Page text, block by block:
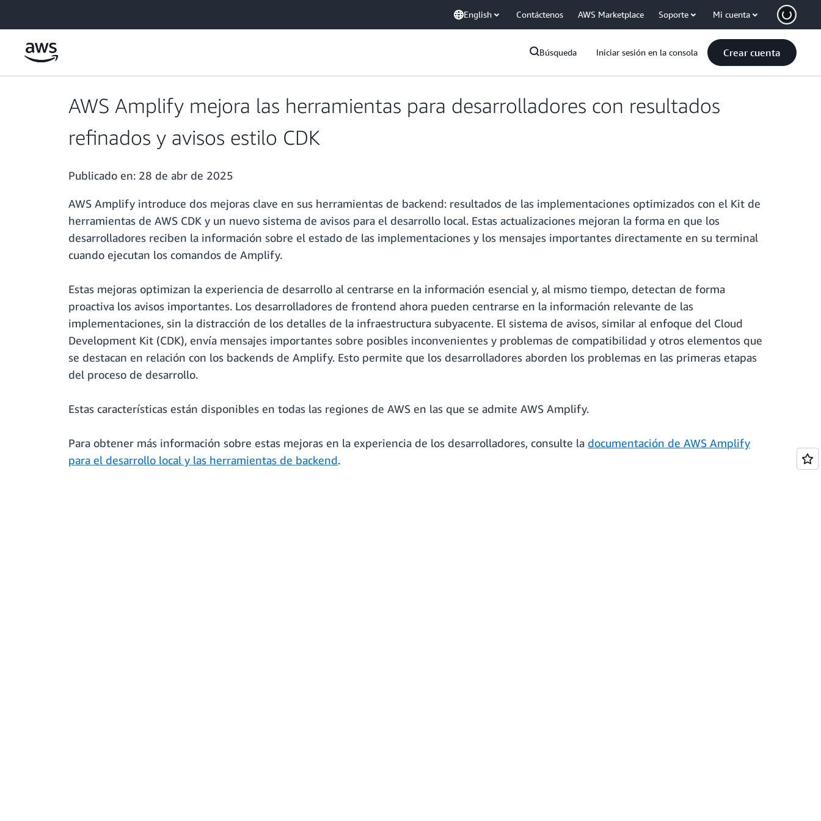
English Contáctenos AWS Marketplace Soporte Mi cuenta
Búsqueda Iniciar sesión en la consola Crear cuenta
AWS Amplify mejora las herramientas para desarrolladores con resultados
refinados y avisos estilo CDK
Publicado en: 28 de abr de 2025
AWS Amplify introduce dos mejoras clave en sus herramientas de backend: resultados de las implementaciones optimizados con el Kit de
herramientas de AWS CDK y un nuevo sistema de avisos para el desarrollo local. Estas actualizaciones mejoran la forma en que los
desarrolladores reciben la información sobre el estado de las implementaciones y los mensajes importantes directamente en su terminal
cuando ejecutan los comandos de Amplify.
Estas mejoras optimizan la experiencia de desarrollo al centrarse en la información esencial y, al mismo tiempo, detectan de forma
proactiva los avisos importantes. Los desarrolladores de frontend ahora pueden centrarse en la información relevante de las
implementaciones, sin la distracción de los detalles de la infraestructura subyacente. El sistema de avisos, similar al enfoque del Cloud
Development Kit (CDK), envía mensajes importantes sobre posibles inconvenientes y problemas de compatibilidad y otros elementos que
se destacan en relación con los backends de Amplify. Esto permite que los desarrolladores aborden los problemas en las primeras etapas
del proceso de desarrollo.
Estas características están disponibles en todas las regiones de AWS en las que se admite AWS Amplify.
Para obtener más información sobre estas mejoras en la experiencia de los desarrolladores, consulte la documentación de AWS Amplify
para el desarrollo local y las herramientas de backend.